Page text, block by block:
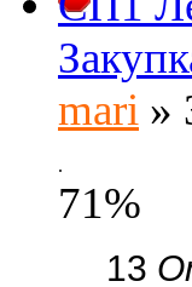
mari »
.
71%
13